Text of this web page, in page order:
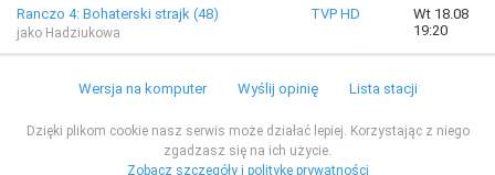
Ranczo 4: Bohaterski strajk (48)
jako Hadziukowa
TVP HD
Wt 18.08
19:20
Wersja na komputer Wyślij opinię Lista stacji
Dzięki plikom cookie nasz serwis może działać lepiej. Korzystając z niego
zgadzasz się na ich użycie.
Zobacz szczegóły i politykę prywatności